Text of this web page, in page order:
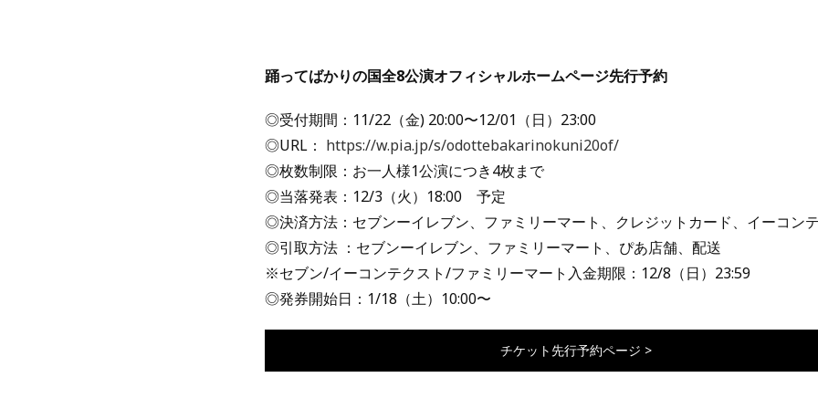
踊ってばかりの国全8公演オフィシャルホームページ先行予約
◎受付期間：11/22（金) 20:00〜12/01（日）23:00
◎URL： https://w.pia.jp/s/odottebakarinokuni20of/
◎枚数制限：お一人様1公演につき4枚まで
◎当落発表：12/3（火）18:00 予定
◎決済方法：セブンーイレブン、ファミリーマート、クレジットカード、イーコン
◎引取方法 ：セブンーイレブン、ファミリーマート、ぴあ店舗、配送
※セブン/イーコンテクスト/ファミリーマート入金期限：12/8（日）23:59
◎発券開始日：1/18（土）10:00〜
チケット先行予約ページ >